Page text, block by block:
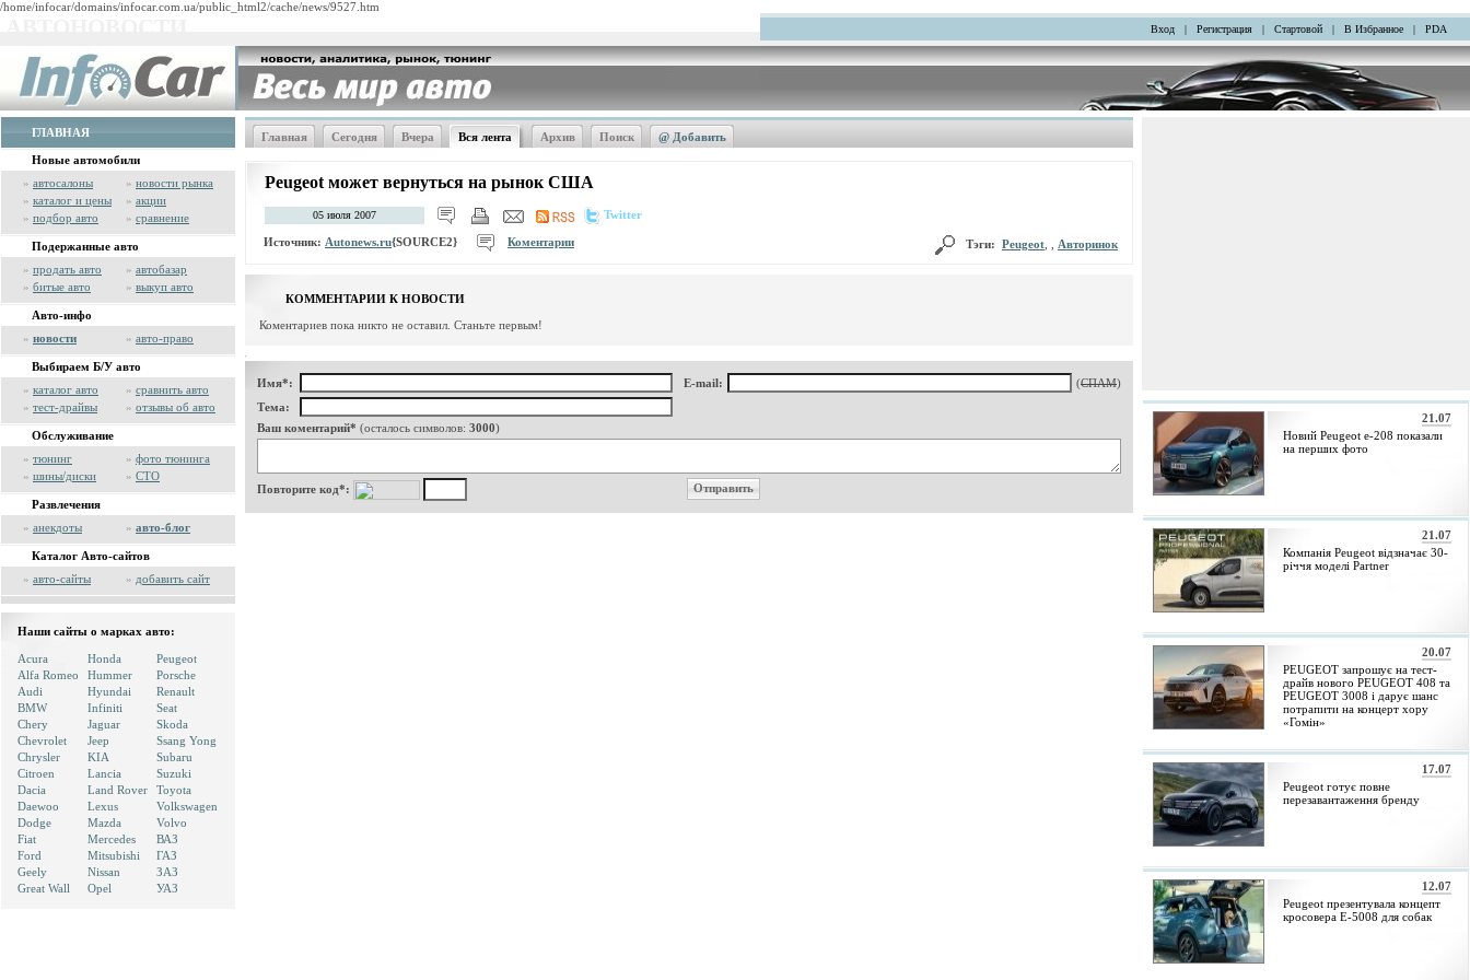
/home/infocar/domains/infocar.com.ua/public_html2/cache/news/9527.htm
Вход | Регистрация | Стартовой | В Избранное | PDA
ГЛАВНАЯ
Новые автомобили
» автосалоны » новости рынка
» каталог и цены » акции
» подбор авто » сравнение
Подержанные авто
» продать авто » автобазар
» битые авто » выкуп авто
Авто-инфо
» новости » авто-право
Выбираем Б/У авто
» каталог авто » сравнить авто
» тест-драйвы » отзывы об авто
Обслуживание
» тюнинг » фото тюнинга
» шины/диски » СТО
Развлечения
» анекдоты » авто-блог
Каталог Авто-сайтов
» авто-сайты » добавить сайт
Наши сайты о марках авто:
Acura
Alfa Romeo
Audi
BMW
Chery
Chevrolet
Chrysler
Citroen
Dacia
Daewoo
Dodge
Fiat
Ford
Geely
Great Wall
Honda
Hummer
Hyundai
Infiniti
Jaguar
Jeep
KIA
Lancia
Land Rover
Lexus
Mazda
Mercedes
Mitsubishi
Nissan
Opel
Peugeot
Porsche
Renault
Seat
Skoda
Ssang Yong
Subaru
Suzuki
Toyota
Volkswagen
Volvo
ВАЗ
ГАЗ
ЗАЗ
УАЗ
Главная Сегодня Вчера Вся лента Архив Поиск @ Добавить
Peugeot может вернуться на рынок США
05 июля 2007 Twitter
Источник: Autonews.ru{SOURCE2} Коментарии Тэги: Peugeot Авторинок
КОММЕНТАРИИ К НОВОСТИ
Коментариев пока никто не оставил. Станьте первым!
Имя*: E-mail: (СПАМ)
Тема:
Ваш коментарий* (осталось символов: 3000)
Повторите код*:
21.07
Новий Peugeot e-208 показали
на перших фото
21.07
Компанія Peugeot відзначає 30-
річчя моделі Partner
20.07
PEUGEOT запрошує на тест-
драйв нового PEUGEOT 408 та
PEUGEOT 3008 і дарує шанс
потрапити на концерт хору
«Гомін»
17.07
Peugeot готує повне
перезавантаження бренду
12.07
Peugeot презентувала концепт
кросовера E-5008 для собак